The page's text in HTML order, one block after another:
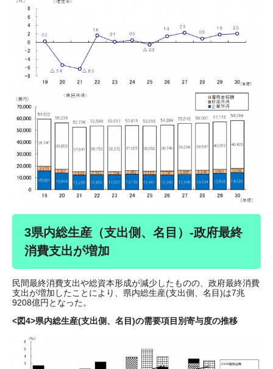
3県内総生産（支出側、名目）-政府最終
消費支出が増加
民間最終消費支出や総資本形成が減少したものの、政府最終消費
支出が増加したことにより、県内総生産(支出側、名目)は7兆
9208億円となった。
<図4>県内総生産(支出側、名目)の需要項目別寄与度の推移